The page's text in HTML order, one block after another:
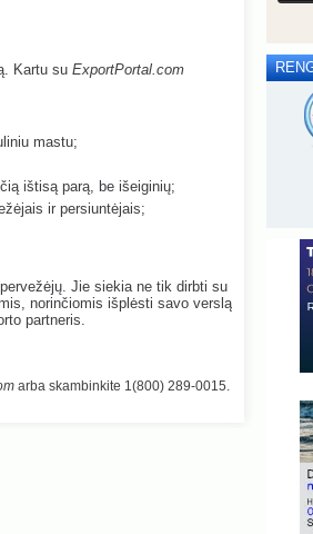
Kartu su ExportPortal.com
mastu;
ištisą parą, be išeiginių;
ir persiuntėjais;
Jie siekia ne tik dirbti su
norinčiomis išplėsti savo verslą
partneris.
arba skambinkite 1(800) 289-0015.